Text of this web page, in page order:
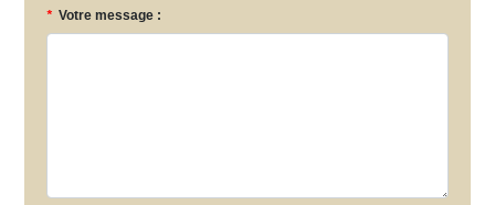
* Votre message :